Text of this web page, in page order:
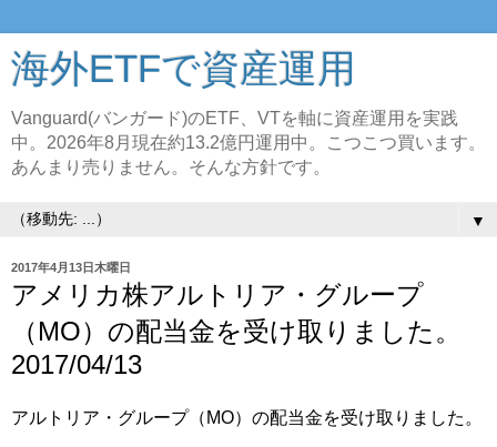
海外ETFで資産運用
Vanguard(バンガード)のETF、VTを軸に資産運用を実践
中。2026年8月現在約13.2億円運用中。こつこつ買います。
あんまり売りません。そんな方針です。
▼
2017年4月13日木曜日
アメリカ株アルトリア・グループ
（MO）の配当金を受け取りました。
2017/04/13
アルトリア・グループ（MO）の配当金を受け取りました。